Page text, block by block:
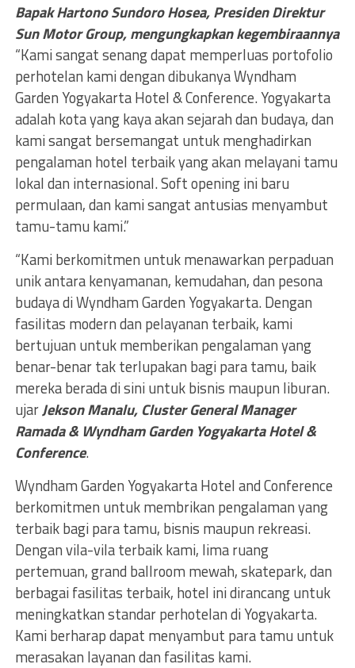
Bapak Hartono Sundoro Hosea, Presiden Direktur
Sun Motor Group, mengungkapkan kegembiraannya
“Kami sangat senang dapat memperluas portofolio
perhotelan kami dengan dibukanya Wyndham
Garden Yogyakarta Hotel & Conference. Yogyakarta
adalah kota yang kaya akan sejarah dan budaya, dan
kami sangat bersemangat untuk menghadirkan
pengalaman hotel terbaik yang akan melayani tamu
lokal dan internasional. Soft opening ini baru
permulaan, dan kami sangat antusias menyambut
tamu-tamu kami.”
“Kami berkomitmen untuk menawarkan perpaduan
unik antara kenyamanan, kemudahan, dan pesona
budaya di Wyndham Garden Yogyakarta. Dengan
fasilitas modern dan pelayanan terbaik, kami
bertujuan untuk memberikan pengalaman yang
benar-benar tak terlupakan bagi para tamu, baik
mereka berada di sini untuk bisnis maupun liburan.
ujarJekson Manalu, Cluster General Manager
Ramada & Wyndham Garden Yogyakarta Hotel &
Conference.
Wyndham Garden Yogyakarta Hotel and Conference
berkomitmen untuk membrikan pengalaman yang
terbaik bagi para tamu, bisnis maupun rekreasi.
Dengan vila-vila terbaik kami, lima ruang
pertemuan, grand ballroom mewah, skatepark, dan
berbagai fasilitas terbaik, hotel ini dirancang untuk
meningkatkan standar perhotelan di Yogyakarta.
Kami berharap dapat menyambut para tamu untuk
merasakan layanan dan fasilitas kami.